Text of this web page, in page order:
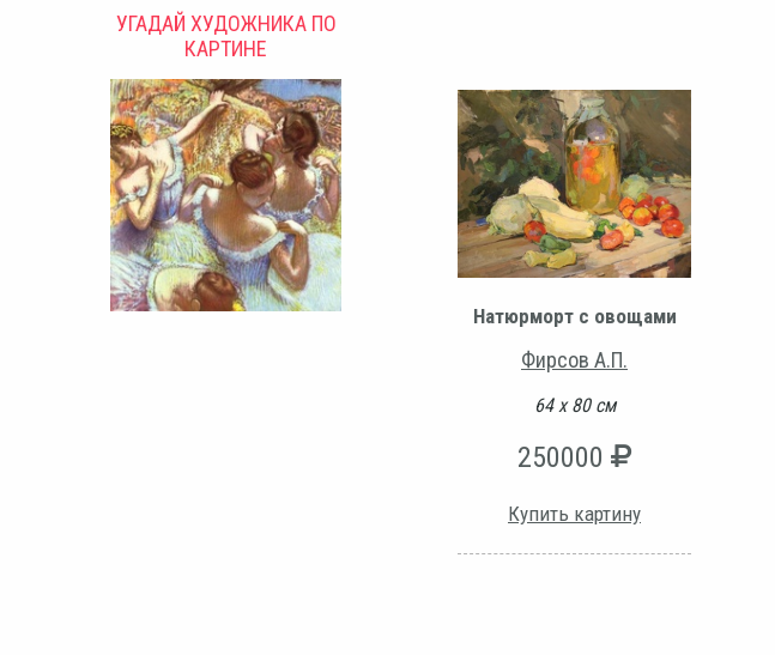
УГАДАЙ ХУДОЖНИКА ПО
КАРТИНЕ
Натюрморт с овощами
Фирсов А.П.
64 х 80 см
250000
Купить картину